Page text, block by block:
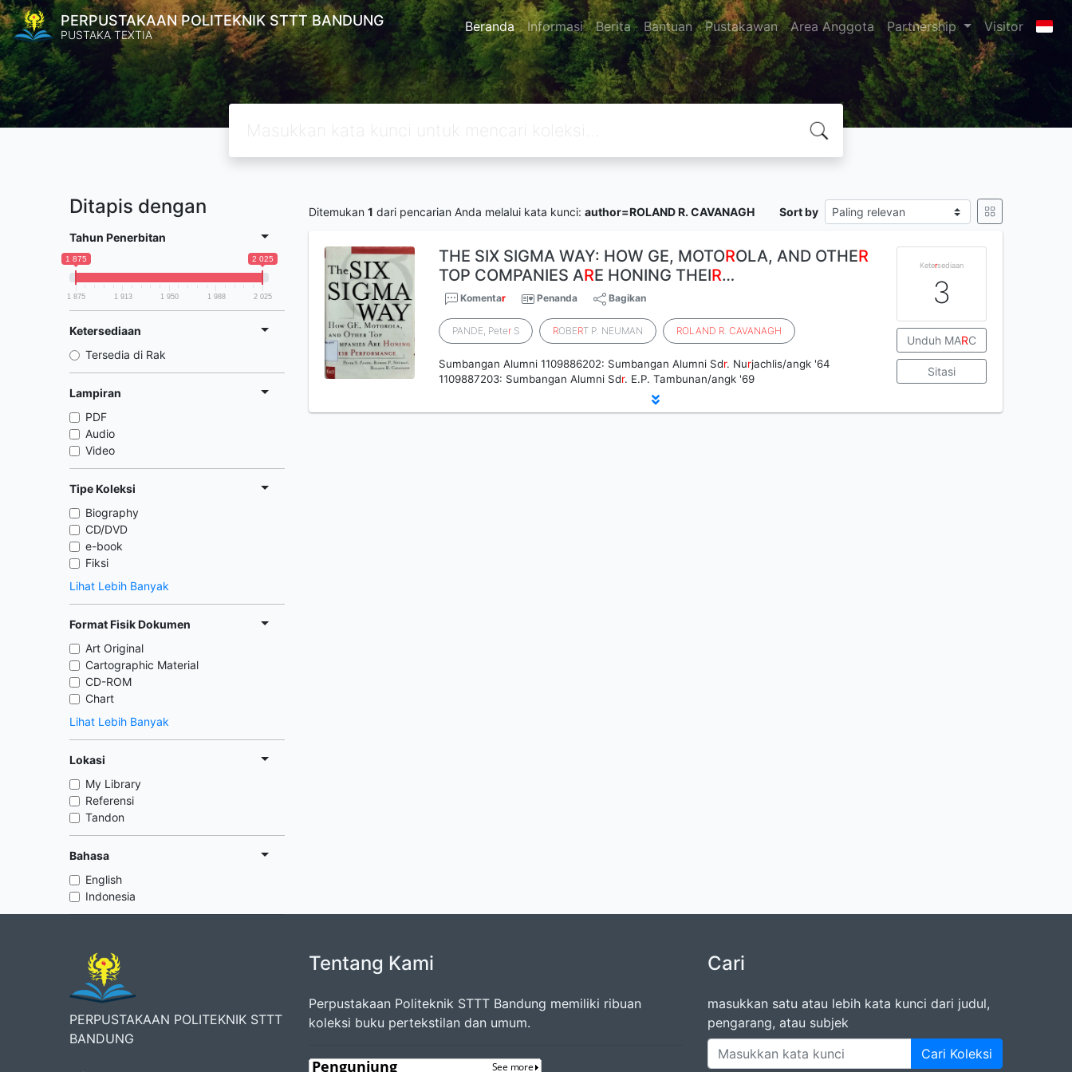
PERPUSTAKAAN POLITEKNIK STTT BANDUNG
PUSTAKA TEXTIA Beranda Informasi Berita Bantuan Pustakawan Area Anggota Partnership Visitor
Ditapis dengan
Tahun Penerbitan
1 875 2 025
1 875 1 913 1 950 1 988 2 025
Ketersediaan
Tersedia di Rak
Lampiran
PDF
Audio
Video
Tipe Koleksi
Biography
CD/DVD
e-book
Fiksi
Lihat Lebih Banyak
Format Fisik Dokumen
Art Original
Cartographic Material
CD-ROM
Chart
Lihat Lebih Banyak
Lokasi
My Library
Referensi
Tandon
Bahasa
English
Indonesia
Ditemukan 1 dari pencarian Anda melalui kata kunci: author=ROLAND R. CAVANAGH Sort by
THE SIX SIGMA WAY: HOW GE, MOTOROLA, AND OTHER
TOP COMPANIES ARE HONING THEIR…
Komentar Penanda Bagikan
PANDE, Peter S ROBERT P. NEUMAN ROLAND R.CAVANAGH
Sumbangan Alumni 1109886202: Sumbangan Alumni Sdr. Nurjachlis/angk '64
1109887203: Sumbangan Alumni Sdr. E.P. Tambunan/angk '69
Ketersediaan
3
Unduh MARC
Sitasi
PERPUSTAKAAN POLITEKNIK STTT
BANDUNG
Tentang Kami
Perpustakaan Politeknik STTT Bandung memiliki ribuan
koleksi buku pertekstilan dan umum.
Cari
masukkan satu atau lebih kata kunci dari judul,
pengarang, atau subjek
Cari Koleksi